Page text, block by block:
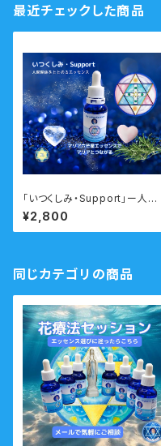
最近チェックした商品
「いつくしみ・Support」ー人間
関係・祈り・瞑想・守護霊とつな
がるー 瞑想音声ガイド付き
ウォーターエッセンス・シングル
¥2,800
同じカテゴリの商品